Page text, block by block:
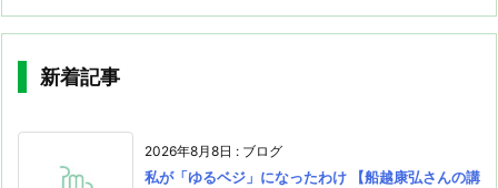
新着記事
2026年8月8日 : ブログ
私が「ゆるベジ」になったわけ 【船越康弘さんの講